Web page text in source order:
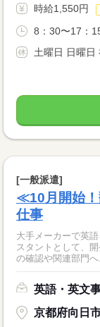
時給1,550円
8：30〜17：
土曜日 日曜日
[一般派遣]
≪10月開始！
仕事
大手メーカーで英
スタントとして、
の確認や関連部門へ
英語・英文
京都府向日